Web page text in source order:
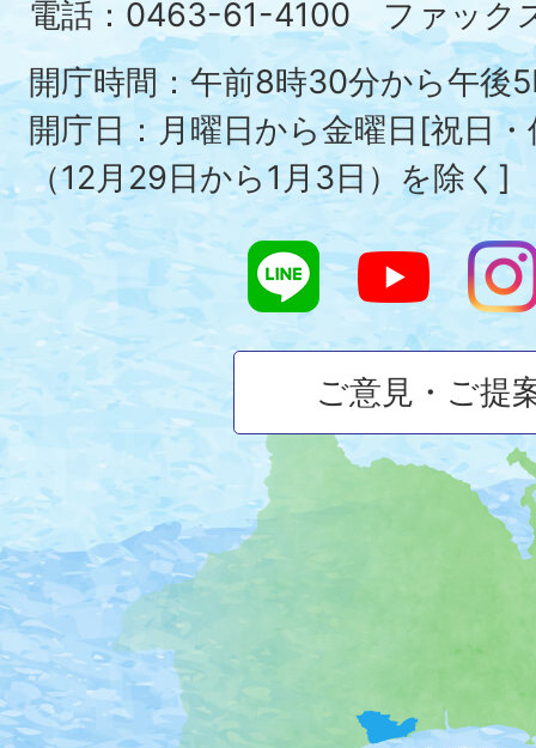
磯
町
の
位
置
を
記
電話：0463-61-4100 ファック
開庁時間：午前8時30分から午後
開庁日：月曜日から金曜日[祝日
（12月29日から1月3日）を除く]
ご意見・ご提